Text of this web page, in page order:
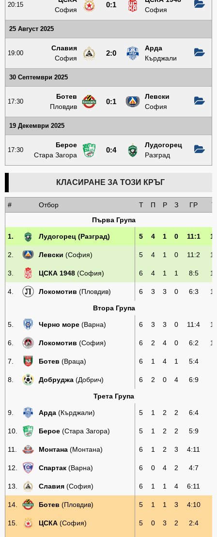
20:15
София
0:1
София
25 Август 2025
19:00
Славия
София
2:0
Арда
Кърджали
30 Септември 2025
17:30
Ботев
Пловдив
0:1
Левски
София
19 Декември 2025
17:30
Берое
Стара Загора
0:4
Лудогорец
Разград
КЛАСИРАНЕ ЗА ТОЗИ КРЪГ
# Отбор Т П Р З ГР
Т
Първа Група
1. Лудогорец (Разград) 5 4 1 0 11:1
2. Левски (София) 5 4 1 0 11:2
3. ЦСКА 1948 (София) 6 4 1 1 8:5
4. Локомотив (Пловдив) 6 3 3 0 6:3
Втора Група
5. Черно море (Варна) 6 3 3 0 11:4
6. Локомотив (София) 6 2 4 0 6:2
7. Ботев (Враца) 6 1 4 1 5:4
8. Добруджа (Добрич) 6 2 0 4 6:9
Трета Група
9. Арда (Кърджали) 5 1 2 2 6:4
10. Берое (Стара Загора) 5 1 2 2 5:9
11. Монтана (Монтана) 6 1 2 3 4:11
12. Спартак (Варна) 6 0 4 2 4:7
13. Славия (София) 6 1 1 4 6:11
14. Ботев (Пловдив) 5 1 1 3 4:10
15. ЦСКА (София) 5 0 3 2 2:4